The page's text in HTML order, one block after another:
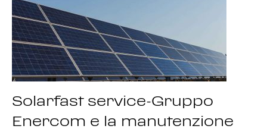
Solarfast service-Gruppo
Enercom e la manutenzione